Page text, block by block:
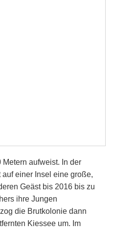
aufweist. In der
auf einer Insel eine große,
Geäst bis 2016 bis zu
ihre Jungen
die Brutkolonie dann
Kiessee um. Im